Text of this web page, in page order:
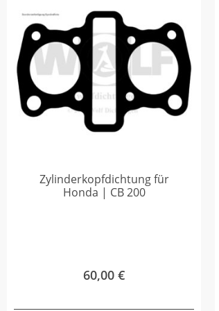
Zylinderkopfdichtung für
Honda | CB 200
60,00 €